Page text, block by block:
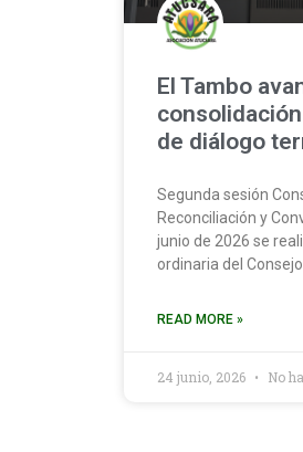
El Tambo
de diálogo
Segunda sesión
Reconciliación y
junio de 2026 se
ordinaria del
READ MORE »
24 junio, 2026 No